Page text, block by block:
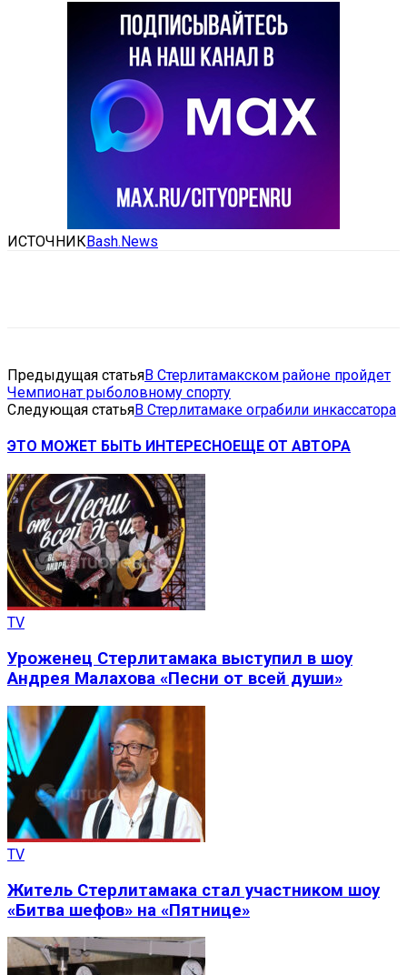
ИСТОЧНИКBash.News
Предыдущая статьяВ Стерлитамакском районе пройдет
Чемпионат рыболовному спорту
Следующая статьяВ Стерлитамаке ограбили инкассатора
ЭТО МОЖЕТ БЫТЬ ИНТЕРЕСНОЕЩЕ ОТ АВТОРА
TV
Уроженец Стерлитамака выступил в шоу
Андрея Малахова «Песни от всей души»
TV
Житель Стерлитамака стал участником шоу
«Битва шефов» на «Пятнице»